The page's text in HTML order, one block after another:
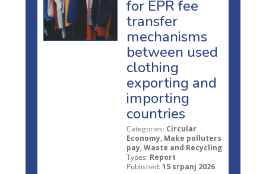
for EPR fee
transfer
mechanisms
between used
clothing
exporting and
importing
countries
Categories: Circular
Economy, Make polluters
pay, Waste and Recycling
Types: Report
Published: 15 srpanj 2026